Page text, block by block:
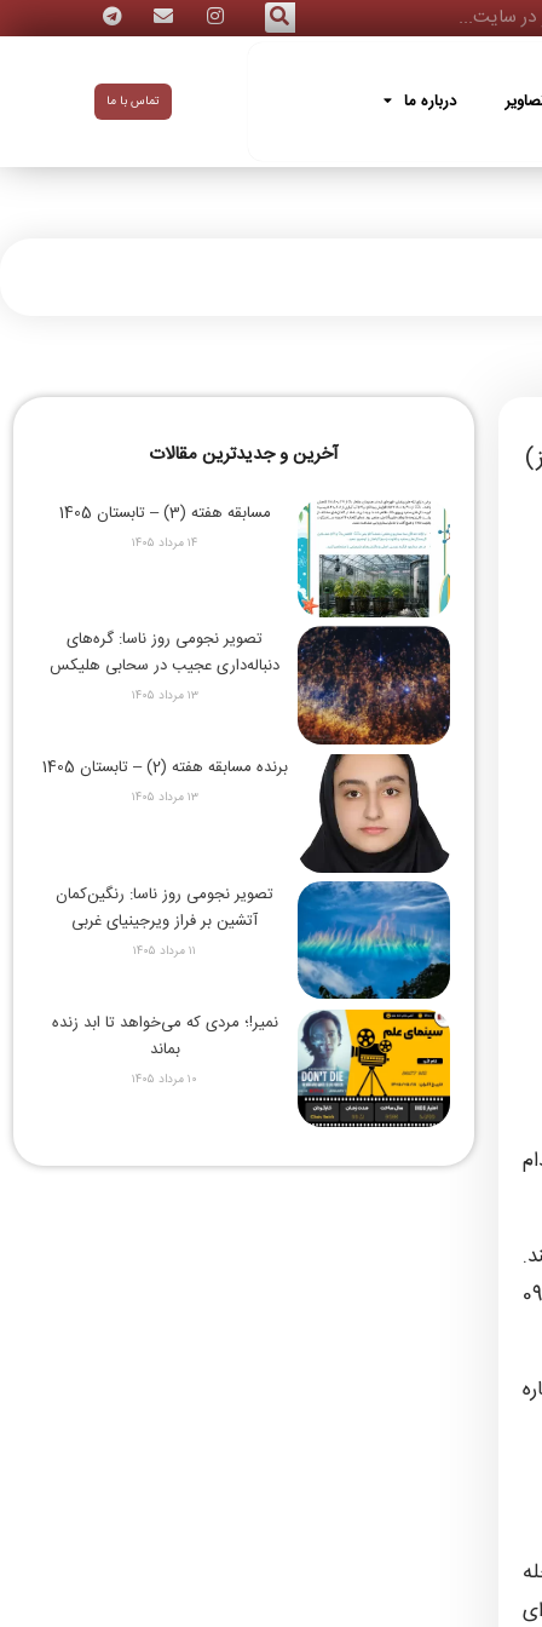
درباره ما تماس با ما
آخرین و جدیدترین مقالات
مسابقه هفته (3) – تابستان 1405
۱۴ مرداد ۱۴۰۵
تصویر نجومی روز ناسا: گره‌های
دنباله‌داری عجیب در سحابی هلیکس
۱۳ مرداد ۱۴۰۵
برنده مسابقه هفته (2) – تابستان 1405
۱۳ مرداد ۱۴۰۵
تصویر نجومی روز ناسا: رنگین‌کمان
آتشین بر فراز ویرجینیای غربی
۱۱ مرداد ۱۴۰۵
نمیر!؛ مردی که می‌خواهد تا ابد زنده
بماند
۱۰ مرداد ۱۴۰۵